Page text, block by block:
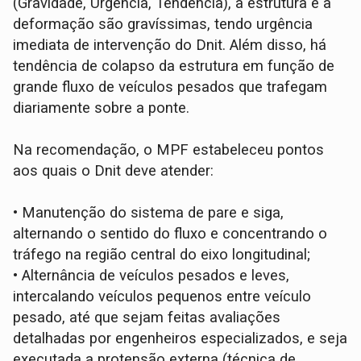
deformação são gravíssimas, tendo urgência
imediata de intervenção do Dnit. Além disso, há
tendência de colapso da estrutura em função de
grande fluxo de veículos pesados que trafegam
diariamente sobre a ponte.
Na recomendação, o MPF estabeleceu pontos
aos quais o Dnit deve atender:
• Manutenção do sistema de pare e siga,
alternando o sentido do fluxo e concentrando o
tráfego na região central do eixo longitudinal;
• Alternância de veículos pesados e leves,
intercalando veículos pequenos entre veículo
pesado, até que sejam feitas avaliações
detalhadas por engenheiros especializados, e seja